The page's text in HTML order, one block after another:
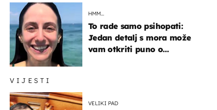
VIJESTI
VELIKI PAD
HMM…
To rade samo psihopati:
Jedan detalj s mora može
vam otkriti puno o